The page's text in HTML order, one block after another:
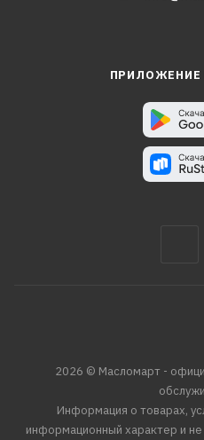
2026 © Масломарт -
Информация о товарах,
информационный характер и